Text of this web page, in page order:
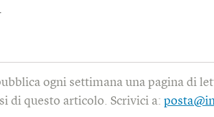
ogni settimana una pagina di
di questo articolo. Scrivici a: